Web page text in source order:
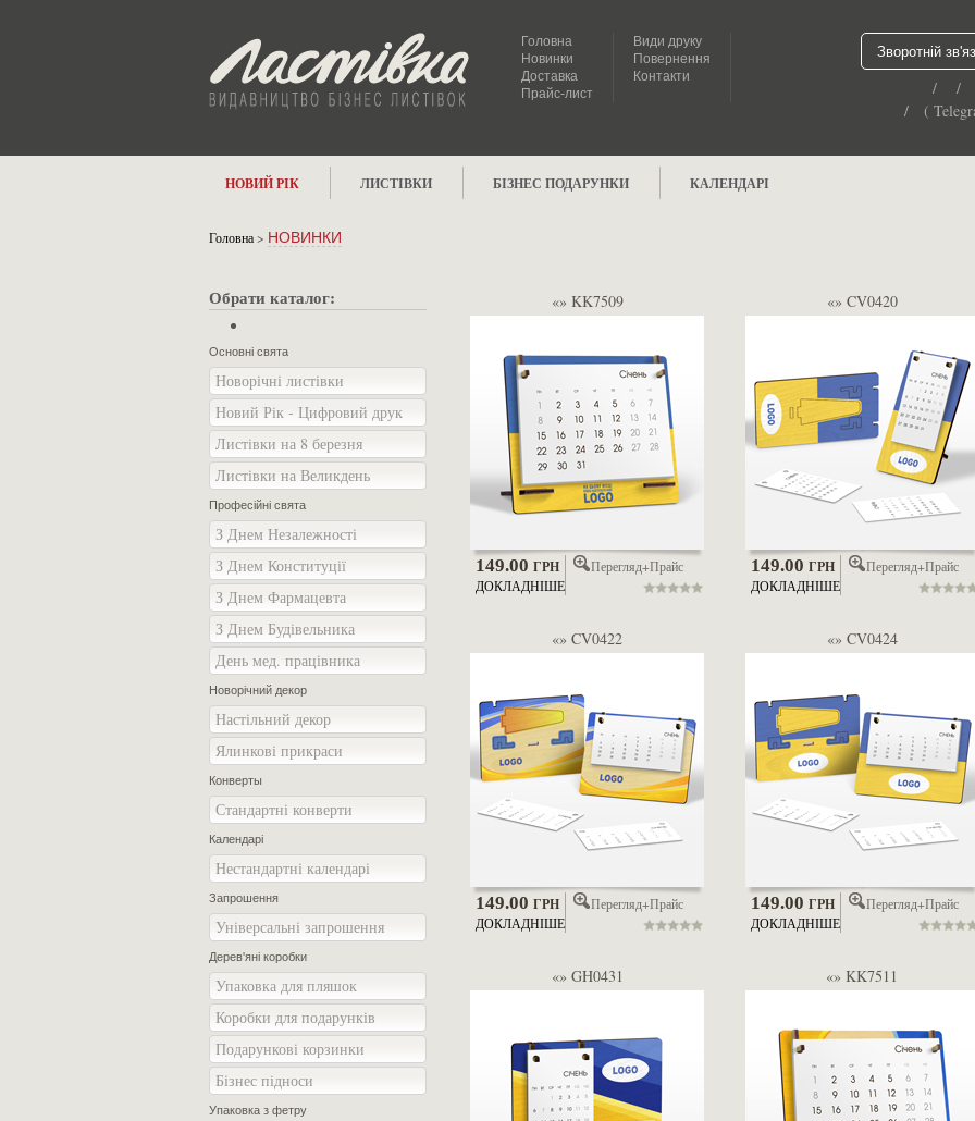
Зворотній
/ /
/ (
Головна
Новинки
Доставка
Прайс-лист
Види друку
Повернення
Контакти
НОВИЙ РІК ЛИСТІВКИ БІЗНЕС ПОДАРУНКИ КАЛЕНДАРІ
Головна> НОВИНКИ
Обрати каталог:
Основні свята
Новорічні листівки
Новий Рік - Цифровий друк
Листівки на 8 березня
Листівки на Великдень
Професійні свята
З Днем Незалежності
З Днем Конституції
З Днем Фармацевта
З Днем Будівельника
День мед. працівника
Новорічний декор
Настільний декор
Ялинкові прикраси
Конверты
Стандартні конверти
Календарі
Нестандартні календарі
Запрошення
Універсальні запрошення
Дерев'яні коробки
Упаковка для пляшок
Коробки для подарунків
Подарункові корзинки
Бізнес підноси
Упаковка з фетру
«» KK7509
149.00 ГРН
ДОКЛАДНІШЕ
Перегляд+Прайс
«» CV0420
149.00 ГРН
ДОКЛАДНІШЕ
Перегляд+Прайс
«» CV0422
149.00 ГРН
ДОКЛАДНІШЕ
Перегляд+Прайс
«» CV0424
149.00 ГРН
ДОКЛАДНІШЕ
Перегляд+Прайс
«» GH0431 «» KK7511